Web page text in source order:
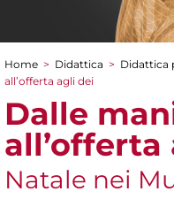
Tu sei qui
Home > Didattica > Didattica
all’offerta agli dei
Dalle
all’offerta
Natale nei